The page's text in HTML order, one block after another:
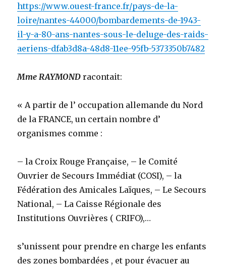
https://www.ouest-france.fr/pays-de-la-
loire/nantes-44000/bombardements-de-1943-
il-y-a-80-ans-nantes-sous-le-deluge-des-raids-
aeriens-dfab3d8a-48d8-11ee-95fb-5373350b7482
Mme RAYMOND racontait:
« A partir de l’ occupation allemande du Nord
de la FRANCE, un certain nombre d’
organismes comme :
– la Croix Rouge Française, – le Comité
Ouvrier de Secours Immédiat (COSI), – la
Fédération des Amicales Laïques, – Le Secours
National, – La Caisse Régionale des
Institutions Ouvrières ( CRIFO),…
s’unissent pour prendre en charge les enfants
des zones bombardées , et pour évacuer au